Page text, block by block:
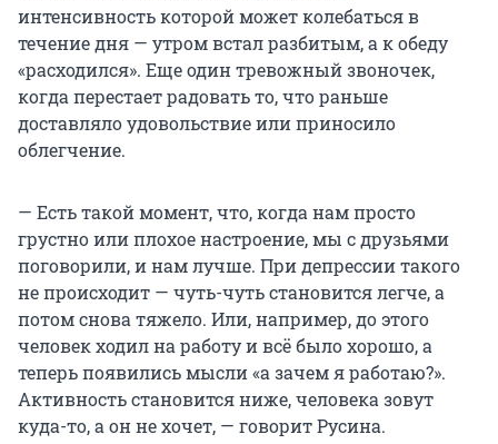
интенсивность которой может колебаться в
течение дня — утром встал разбитым, а к обеду
«расходился». Еще один тревожный звоночек,
когда перестает радовать то, что раньше
доставляло удовольствие или приносило
облегчение.
— Есть такой момент, что, когда нам просто
грустно или плохое настроение, мы с друзьями
поговорили, и нам лучше. При депрессии такого
не происходит — чуть-чуть становится легче, а
потом снова тяжело. Или, например, до этого
человек ходил на работу и всё было хорошо, а
теперь появились мысли «а зачем я работаю?».
Активность становится ниже, человека зовут
куда-то, а он не хочет, — говорит Русина.